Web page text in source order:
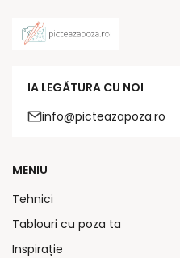
IA LEGĂTURA CU NOI
info@picteazapoza.ro
MENIU
Tehnici
Tablouri cu poza ta
Inspirație